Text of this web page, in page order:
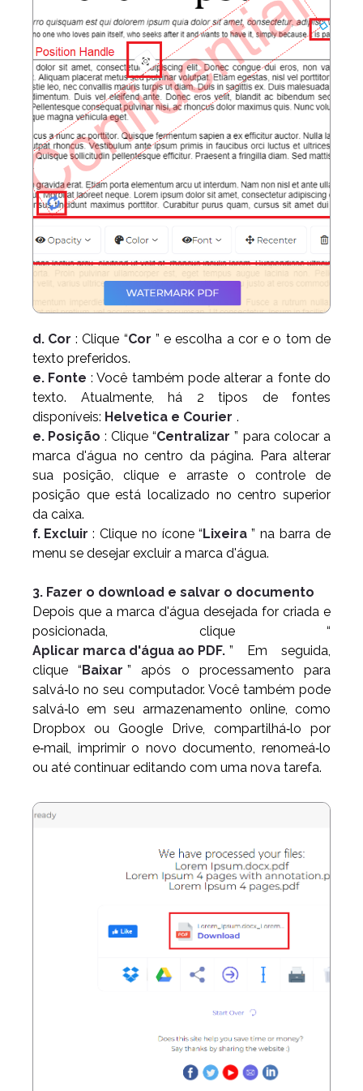
d. Cor : Clique “Cor ” e escolha a cor e o tom de
texto preferidos.
e. Fonte : Você também pode alterar a fonte do
texto. Atualmente, há 2 tipos de fontes
disponíveis: Helvetica e Courier .
e. Posição : Clique “Centralizar ” para colocar a
marca d'água no centro da página. Para alterar
sua posição, clique e arraste o controle de
posição que está localizado no centro superior
da caixa.
f. Excluir : Clique no ícone “Lixeira ” na barra de
menu se desejar excluir a marca d'água.
3. Fazer o download e salvar o documento
Depois que a marca d'água desejada for criada e
posicionada, clique “
Aplicar marca d'água ao PDF. ” Em seguida,
clique “Baixar ” após o processamento para
salvá‑lo no seu computador. Você também pode
salvá‑lo em seu armazenamento online, como
Dropbox ou Google Drive, compartilhá‑lo por
e‑mail, imprimir o novo documento, renomeá‑lo
ou até continuar editando com uma nova tarefa.